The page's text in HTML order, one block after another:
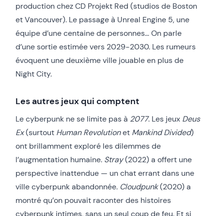
production chez CD Projekt Red (studios de Boston
et Vancouver). Le passage à Unreal Engine 5, une
équipe d’une centaine de personnes… On parle
d’une sortie estimée vers 2029-2030. Les rumeurs
évoquent une deuxième ville jouable en plus de
Night City.
Les autres jeux qui comptent
Le cyberpunk ne se limite pas à 2077. Les jeux Deus
Ex(surtout Human Revolutionet Mankind Divided)
ont brillamment exploré les dilemmes de
l’augmentation humaine. Stray(2022) a offert une
perspective inattendue — un chat errant dans une
ville cyberpunk abandonnée. Cloudpunk(2020) a
montré qu’on pouvait raconter des histoires
cyberpunk intimes, sans un seul coup de feu. Et si